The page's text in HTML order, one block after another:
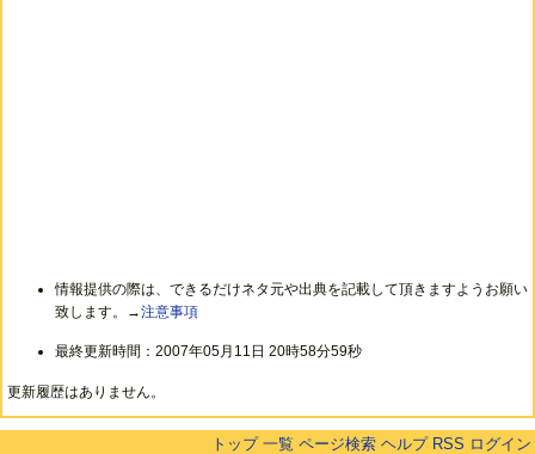
情報提供の際は、できるだけネタ元や出典を記載して頂きますようお願い
致します。→注意事項
最終更新時間：2007年05月11日 20時58分59秒
更新履歴はありません。
トップ 一覧 ページ検索 ヘルプ RSS ログイン